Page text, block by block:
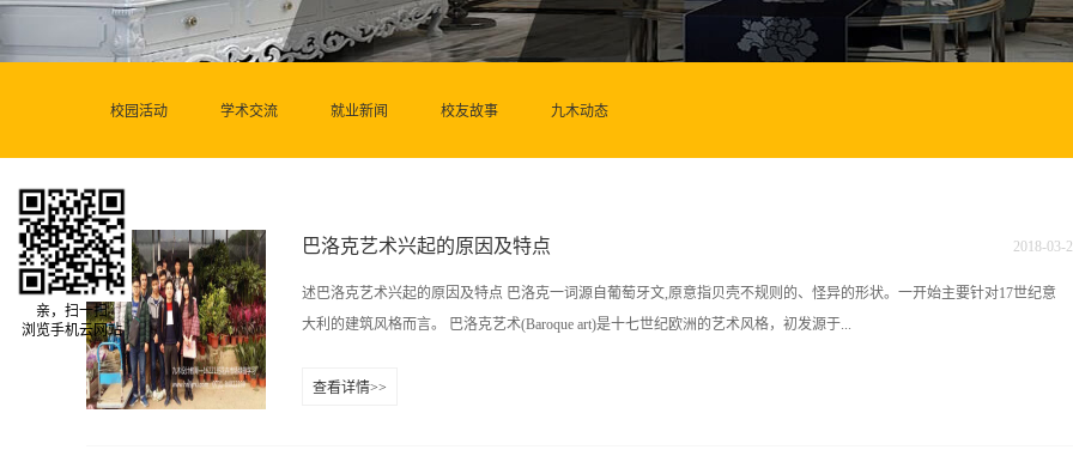
校园活动 学术交流 就业新闻 校友故事 九木动态
巴洛克艺术兴起的原因及特点
述巴洛克艺术兴起的原因及特点 巴洛克一词源自葡萄牙文,原意指贝壳不规则的、怪异的形状。一开始主要针对17世纪意
大利的建筑风格而言。 巴洛克艺术(Baroque art)是十七世纪欧洲的艺术风格，初发源于...
2018-03-
查看详情>>
亲，扫一扫
浏览手机云网站